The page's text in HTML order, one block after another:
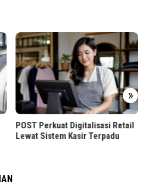
»
POST Perkuat Digitalisasi Retail
Lewat Sistem Kasir Terpadu